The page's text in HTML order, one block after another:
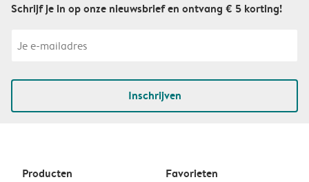
Schrijf je in op onze nieuwsbrief en ontvang € 5 korting!
Inschrijven
Producten Favorieten